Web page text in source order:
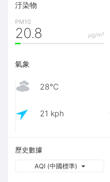
汙染物
PM10
μg/m³
20.8
氣象
28℃
21 kph
歷史數據
AQI (中國標準)